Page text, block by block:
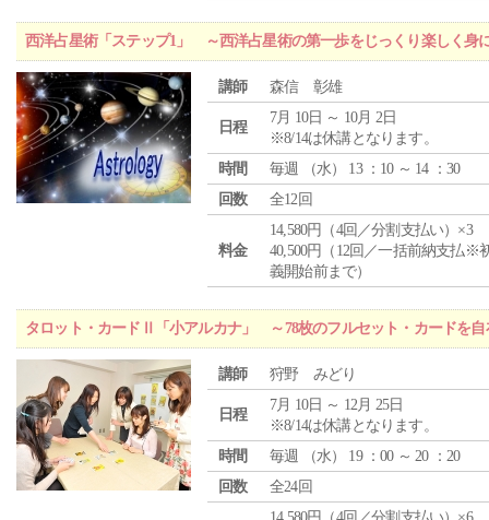
西洋占星術「ステップ1」 ～西洋占星術の第一歩をじっくり楽しく身
講師 森信 彰雄
日程
7月 10日 ～ 10月 2日
※8/14は休講となります。
時間
毎週 （水） 13 ：10 ～ 14 ：30
回数
全12回
料金
14,580円（4回／分割支払い）×3
40,500円（12回／一括前納支払※
義開始前まで）
タロット・カードⅡ「小アルカナ」 ～78枚のフルセット・カードを自
講師 狩野 みどり
日程
7月 10日 ～ 12月 25日
※8/14は休講となります。
時間
毎週 （水） 19 ：00 ～ 20 ：20
回数
全24回